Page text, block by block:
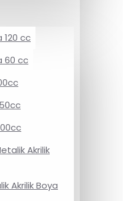
120 cc
60 cc
Akrilik
Akrilik Boya